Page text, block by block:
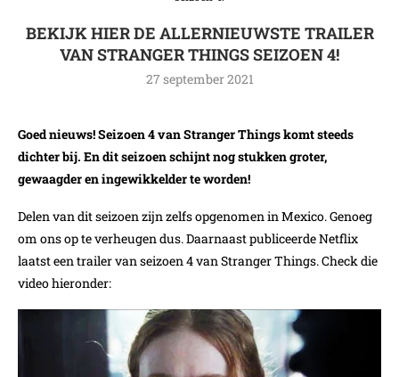
BEKIJK HIER DE ALLERNIEUWSTE TRAILER
VAN STRANGER THINGS SEIZOEN 4!
27 september 2021
Goed nieuws! Seizoen 4 van Stranger Things komt steeds
dichter bij. En dit seizoen schijnt nog stukken groter,
gewaagder en ingewikkelder te worden!
Delen van dit seizoen zijn zelfs opgenomen in Mexico. Genoeg
om ons op te verheugen dus. Daarnaast publiceerde Netflix
laatst een trailer van seizoen 4 van Stranger Things. Check die
video hieronder: